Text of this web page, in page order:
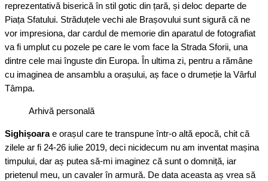
reprezentativă biserică în stil gotic din țară, și deloc departe de
Piața Sfatului. Străduțele vechi ale Brașovului sunt sigură că ne
vor impresiona, dar cardul de memorie din aparatul de fotografiat
va fi umplut cu pozele pe care le vom face la Strada Sforii, una
dintre cele mai înguste din Europa. În ultima zi, pentru a rămâne
cu imaginea de ansamblu a orașului, aș face o drumeție la Vârful
Tâmpa.
Arhivă personală
Sighișoarae orașul care te transpune într-o altă epocă, chit că
zilele ar fi 24-26 iulie 2019, deci nicidecum nu am inventat mașina
timpului, dar aș putea să-mi imaginez că sunt o domniță, iar
prietenul meu, un cavaler în armură. De data aceasta aș vrea să